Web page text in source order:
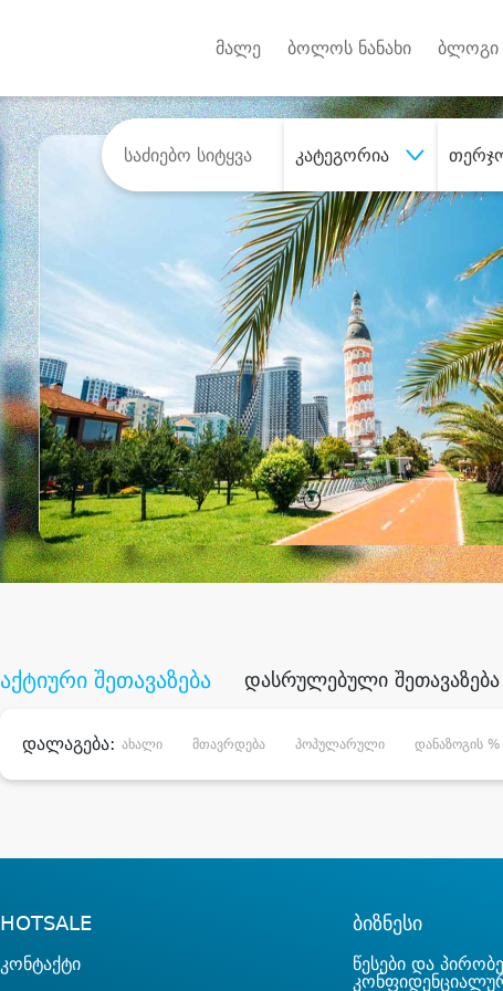
მალე ბოლოს ნანახი ბლოგი
კატეგორია
შეიძინესასურველი
აქტიური შეთავაზება დასრულებული შეთავაზება
დალაგება: ახალი მთავრდება პოპულარული დანაზოგის %
HOTSALE
კონტაქტი
ბიზნესი
წესები და